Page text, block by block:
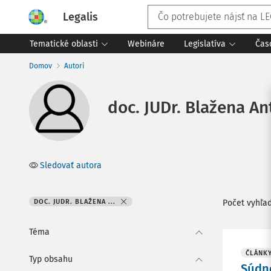
Legalis
Tematické oblasti Webináre Legislatíva
Domov Autori
doc. JUDr. Blažena
Sledovať autora
DOC. JUDR. BLAŽENA ...
Téma
Typ obsahu
Počet